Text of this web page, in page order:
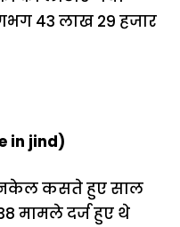
43 लाख 29 हजार
in jind)
नकेल कसते हुए साल
मामले दर्ज हुए थे